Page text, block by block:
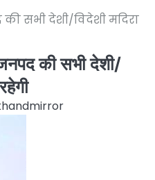
सभी देशी/विदेशी मदिरा
की सभी देशी/